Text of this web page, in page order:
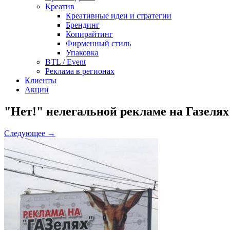
Креатив
Креативные идеи и стратегии
Брендинг
Копирайтинг
Фирменный стиль
Упаковка
BTL / Event
Реклама в регионах
Клиенты
Акции
"Нет!" нелегальной рекламе на
Следующее →